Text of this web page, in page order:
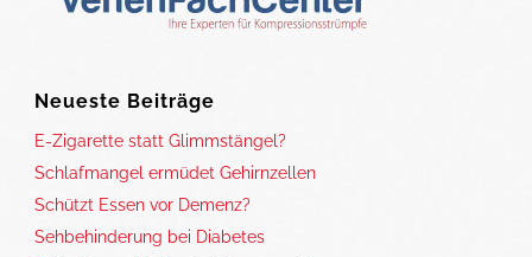
Neueste Beiträge
E-Zigarette statt Glimmstängel?
Schlafmangel ermüdet Gehirnzellen
Schützt Essen vor Demenz?
Sehbehinderung bei Diabetes